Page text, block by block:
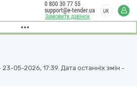
Замовити дзвінок
0 800 30 77 55
support@e-tender.ua
UK
05-2026, 17:39. Дата останніх змін -